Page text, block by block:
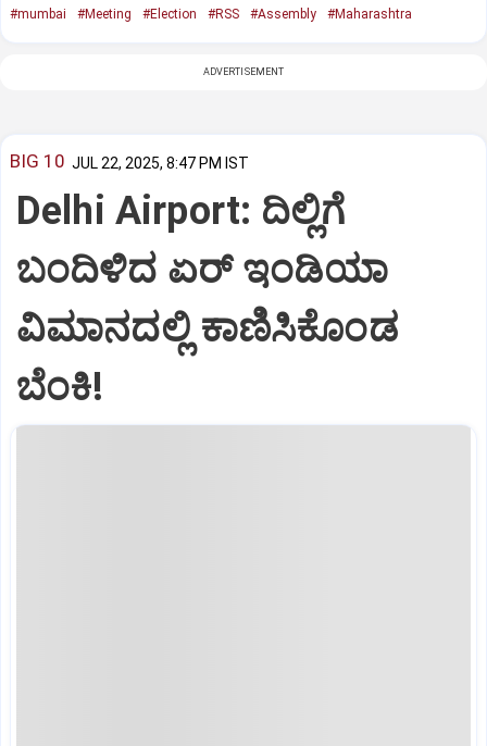
#mumbai #Meeting #Election #RSS #Assembly #Maharashtra
ADVERTISEMENT
BIG 10 JUL 22, 2025, 8:47 PM IST
Delhi Airport: ದಿಲ್ಲಿಗೆ
ಬಂದಿಳಿದ ಏರ್‌ ಇಂಡಿಯಾ
ವಿಮಾನದಲ್ಲಿ ಕಾಣಿಸಿಕೊಂಡ
ಬೆಂಕಿ!